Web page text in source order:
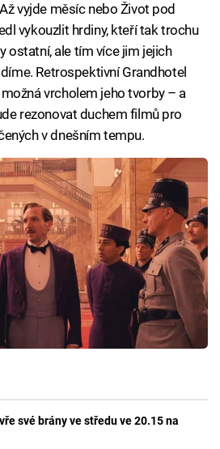
vyjde měsíc nebo Život pod
vykouzlit hrdiny, kteří tak trochu
ostatní, ale tím více jim jejich
Retrospektivní Grandhotel
vrcholem jeho tvorby – a
rezonovat duchem filmů pro
v dnešním tempu.
své brány ve středu ve 20.15 na